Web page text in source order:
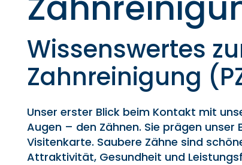
Wissenswertes
Zahnreinigung
Unser erster Blick beim Kontakt mit
Augen – den Zähnen. Sie prägen unser
Visitenkarte. Saubere Zähne sind
Attraktivität, Gesundheit und